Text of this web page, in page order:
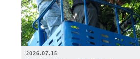
2026.07.15